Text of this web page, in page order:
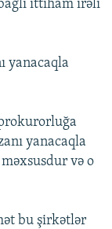
ittiham irəli
yanacaqla
yanacaqla
və o
bu şirkətlər